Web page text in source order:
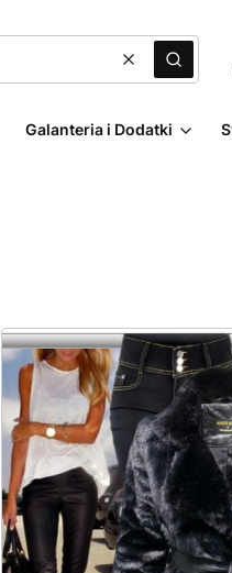
WyczyśćSzukaj
Galanteria i Dodatki